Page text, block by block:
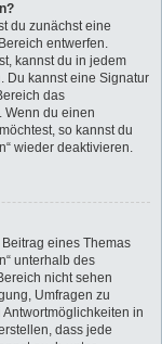
du zunächst eine
entwerfen.
kannst du in jedem
Du kannst eine Signatur
das
Wenn du einen
so kannst du
wieder deaktivieren.
eines Themas
unterhalb des
nicht sehen
Umfragen zu
in
dass jede